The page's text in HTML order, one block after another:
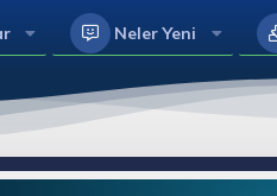
Neler Yeni